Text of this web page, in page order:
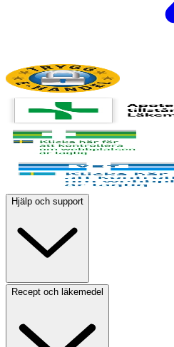
Hjälp och support
Recept och läkemedel